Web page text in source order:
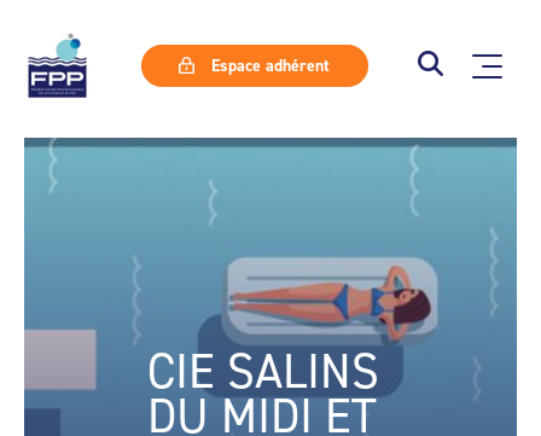
Espace adhérent
CIE SALINS
DU MIDI ET